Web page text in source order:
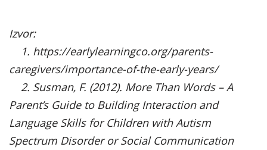
Izvor:
1. https://earlylearningco.org/parents-
caregivers/importance-of-the-early-years/
2. Susman, F. (2012). More Than Words – A
Parent’s Guide to Building Interaction and
Language Skills for Children with Autism
Spectrum Disorder or Social Communication